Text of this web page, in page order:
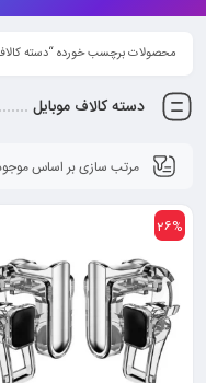
محصولات برچسب خورده “دسته
دسته کالاف موبایل
26%